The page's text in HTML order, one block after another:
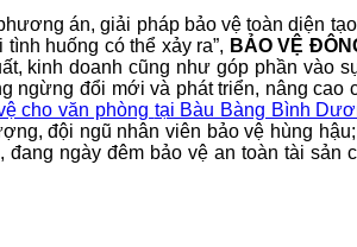
án, giải pháp bảo vệ toàn diện
huống có thể xảy ra”, BẢO VỆ
kinh doanh cũng như góp phần vào
ngừng đổi mới và phát triển, nâng
cho văn phòng tại Bàu Bàng Bình
đội ngũ nhân viên bảo vệ hùng
ngày đêm bảo vệ an toàn tài sản